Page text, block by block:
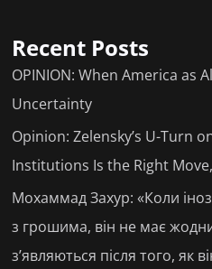
Recent Posts
OPINION: When America as
Uncertainty
Opinion: Zelensky’s U-Turn
Institutions Is the Right
Мохаммад Захур: «Коли
з грошима, він не має
з’являються після того, як